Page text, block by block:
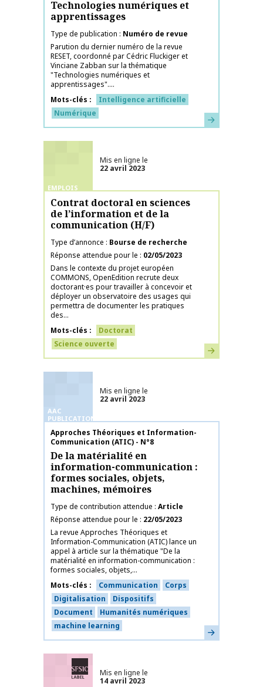
Technologies numériques et
apprentissages
Type de publication
Numéro de revue
Parution du dernier numéro de la revue
RESET, coordonné par Cédric Fluckiger et
Vinciane Zabban sur la thématique
"Technologies numériques et
apprentissages"....
Mots-clés
Intelligence artificielle
Numérique
En savoir plus
EMPLOIS
Mis en ligne le
22 avril 2023
Contrat doctoral en sciences
de l’information et de la
communication (H/F)
Type d’annonce
Bourse de recherche
Réponse attendue pour le
02/05/2023
Dans le contexte du projet européen
COMMONS, OpenEdition recrute deux
doctorant·es pour travailler à concevoir et
déployer un observatoire des usages qui
permettra de documenter les pratiques
des...
Mots-clés
Doctorat
Science ouverte
En savoir plus
AAC
PUBLICATIONS
Mis en ligne le
22 avril 2023
Nom de la publication
Approches Théoriques et Information-
Communication (ATIC) - N°8
De la matérialité en
information-communication :
formes sociales, objets,
machines, mémoires
Type de contribution attendue Article
Réponse attendue pour le
22/05/2023
La revue Approches Théoriques et
Information-Communication (ATIC) lance un
appel à article sur la thématique "De la
matérialité en information-communication :
formes sociales, objets,...
Mots-clés
Communication
Corps
Digitalisation
Dispositifs
Document
Humanités numériques
machine learning
En savoir plus
Labélisé SFSIC
Mis en ligne le
14 avril 2023